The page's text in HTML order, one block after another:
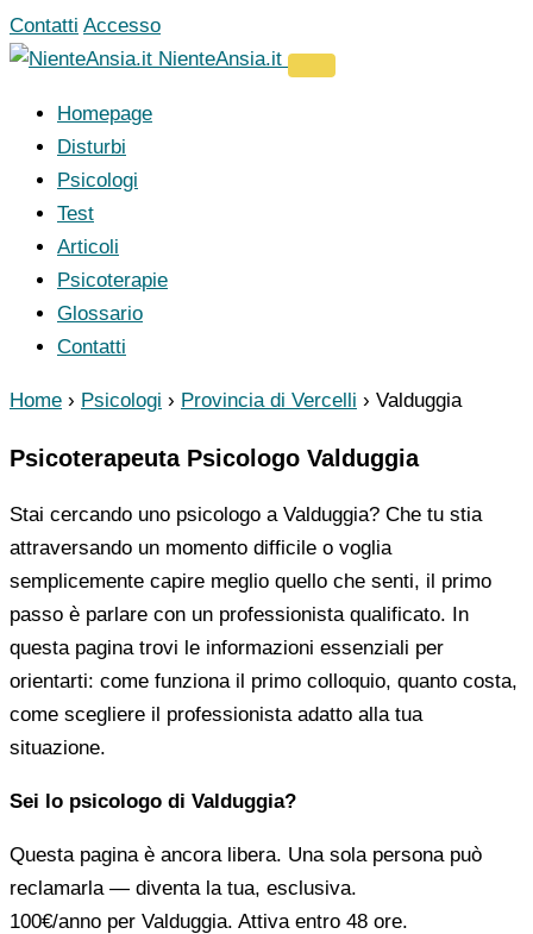
Vai
al
Contatti Accesso
NienteAnsia.it
Homepage
Disturbi
Psicologi
Test
Articoli
Psicoterapie
Glossario
Contatti
Home › Psicologi › Provincia di Vercelli › Valduggia
Psicoterapeuta Psicologo Valduggia
Stai cercando uno psicologo a Valduggia? Che tu stia
attraversando un momento difficile o voglia
semplicemente capire meglio quello che senti, il primo
passo è parlare con un professionista qualificato. In
questa pagina trovi le informazioni essenziali per
orientarti: come funziona il primo colloquio, quanto costa,
come scegliere il professionista adatto alla tua
situazione.
Sei lo psicologo di Valduggia?
Questa pagina è ancora libera. Una sola persona può
reclamarla — diventa la tua, esclusiva.
100€/anno per Valduggia. Attiva entro 48 ore.